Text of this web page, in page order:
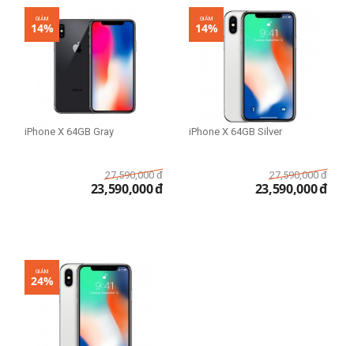
GIẢM
14%
iPhone X 64GB Gray
27,590,000 đ
23,590,000đ
GIẢM
14%
iPhone X 64GB Silver
27,590,000 đ
23,590,000đ
GIẢM
24%